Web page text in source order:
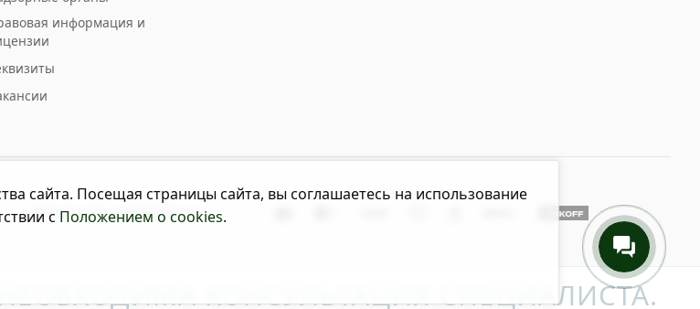
информация и
Версия для слабовидящих
КОНСУЛЬТАЦИЯ СПЕЦИАЛИСТА.
сайта. Посещая страницы сайта, вы соглашаетесь на использование
с Положением о cookies.